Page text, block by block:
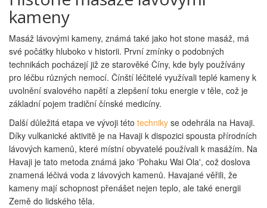
kameny
Masáž lávovými kameny, známá také jako hot stone masáž, má
své počátky hluboko v historii. První zmínky o podobných
technikách pocházejí již ze starověké Číny, kde byly používány
pro léčbu různých nemocí. Čínští léčitelé využívali teplé kameny k
uvolnění svalového napětí a zlepšení toku energie v těle, což je
základní pojem tradiční čínské medicíny.
Další důležitá etapa ve vývoji této techniky se odehrála na Havaji.
Díky vulkanické aktivitě je na Havaji k dispozici spousta přírodních
lávových kamenů, které místní obyvatelé používali k masážím. Na
Havaji je tato metoda známá jako 'Pohaku Wai Ola', což doslova
znamená léčivá voda z lávových kamenů. Havajané věřili, že
kameny mají schopnost přenášet nejen teplo, ale také energii
Země do lidského těla.